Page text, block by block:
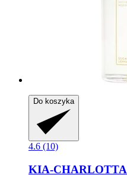
Do koszyka
4.6 (10)
KIA-CHARLOTTA